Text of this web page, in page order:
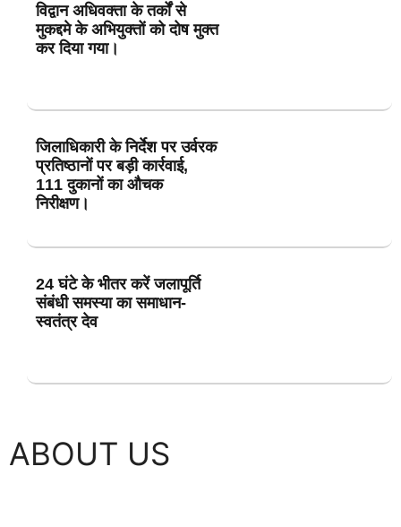
विद्वान अधिवक्ता के तर्कों से
मुकद्दमे के अभियुक्तों को दोष मुक्त
कर दिया गया।
जिलाधिकारी के निर्देश पर उर्वरक
प्रतिष्ठानों पर बड़ी कार्रवाई,
111 दुकानों का औचक
निरीक्षण।
24 घंटे के भीतर करें जलापूर्ति
संबंधी समस्या का समाधान-
स्वतंत्र देव
ABOUT US